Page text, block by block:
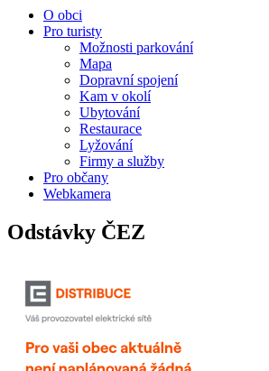
O obci
Pro turisty
Možnosti parkování
Mapa
Dopravní spojení
Kam v okolí
Ubytování
Restaurace
Lyžování
Firmy a služby
Pro občany
Webkamera
Odstávky ČEZ